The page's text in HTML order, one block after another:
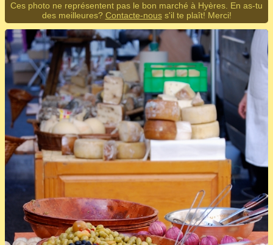
Ces photo ne représentent pas le bon marché à Hyères. En as-tu
des meilleures? Contacte-nouss'il te plaît! Merci!